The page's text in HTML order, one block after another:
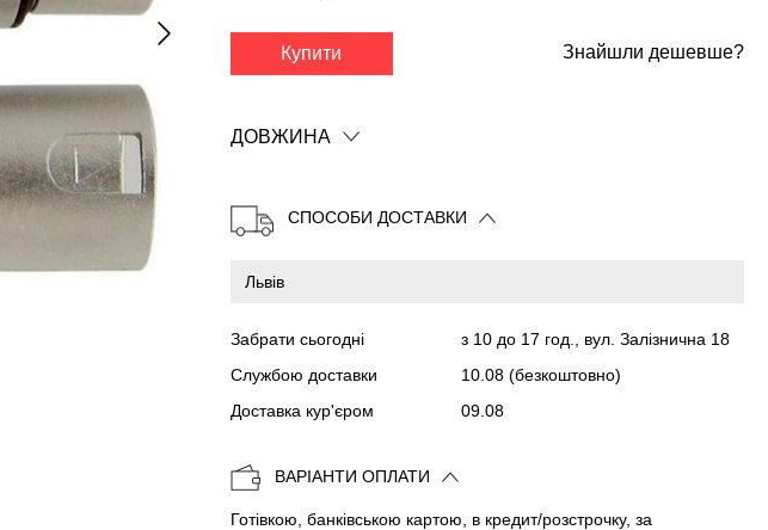
✕
Копіювати
Купити Знайшли дешевше?
ДОВЖИНА
СПОСОБИ ДОСТАВКИ
Забрати сьогодні
з 10 до 17 год., вул. Залізнична 18
Службою доставки
10.08 (безкоштовно)
Доставка кур'єром
09.08
ВАРІАНТИ ОПЛАТИ
Готівкою, банківською картою, в кредит/розстрочку, за